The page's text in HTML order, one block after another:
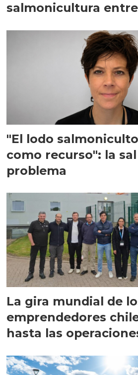
salmonicultura
"El lodo
como recurso": la
problema
La gira mundial de
emprendedores
hasta las